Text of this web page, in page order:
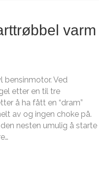
varm
bensinmotor. Ved
etter en til tre
å ha fått en “dram”
av og ingen choke på.
nesten umulig å starte